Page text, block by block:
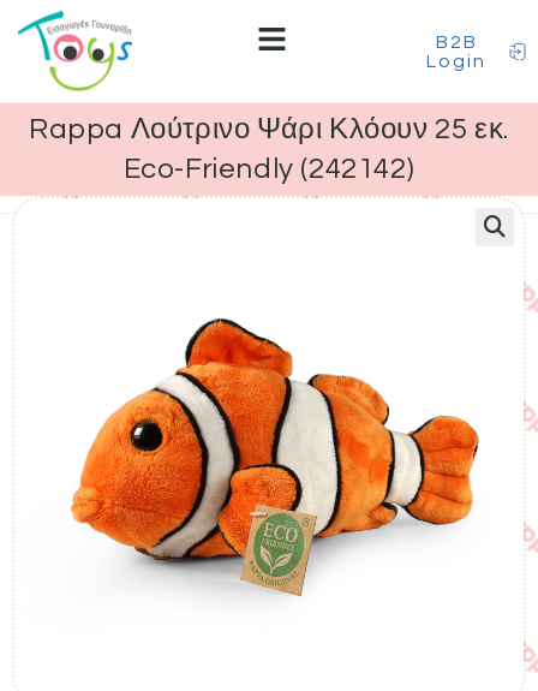
B2B
Login
Rappa Λούτρινο Ψάρι Κλόουν 25 εκ.
Eco-Friendly (242142)